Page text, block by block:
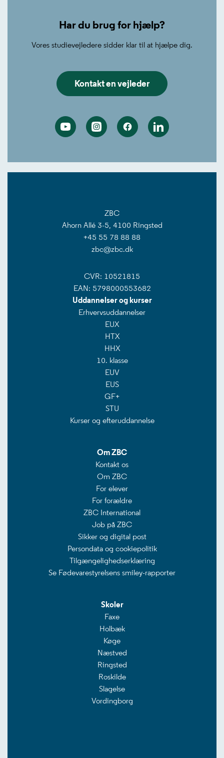
Har du brug for hjælp?
Vores studievejledere sidder klar til at hjælpe dig.
Kontakt en vejleder
YoutubeInstagramFacebookLinkedin
ZBC
Ahorn Allé 3-5, 4100 Ringsted
+45 55 78 88 88
zbc@zbc.dk
CVR: 10521815
EAN: 5798000553682
Uddannelser og kurser
Erhvervsuddannelser
EUX
HTX
HHX
10. klasse
EUV
EUS
GF+
STU
Kurser og efteruddannelse
Om ZBC
Kontakt os
Om ZBC
For elever
For forældre
ZBC International
Job på ZBC
Sikker og digital post
Persondata og cookiepolitik
Tilgængelighedserklæring
Se Fødevarestyrelsens smiley-rapporter
Skoler
Faxe
Holbæk
Køge
Næstved
Ringsted
Roskilde
Slagelse
Vordingborg